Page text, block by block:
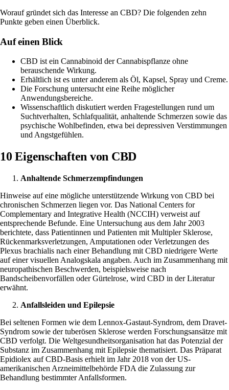
Worauf gründet sich das Interesse an CBD? Die folgenden zehn
Punkte geben einen Überblick.
Auf einen Blick
CBD ist ein Cannabinoid der Cannabispflanze ohne
berauschende Wirkung.
Erhältlich ist es unter anderem als Öl, Kapsel, Spray und Creme.
Die Forschung untersucht eine Reihe möglicher
Anwendungsbereiche.
Wissenschaftlich diskutiert werden Fragestellungen rund um
Suchtverhalten, Schlafqualität, anhaltende Schmerzen sowie das
psychische Wohlbefinden, etwa bei depressiven Verstimmungen
und Angstgefühlen.
10 Eigenschaften von CBD
Anhaltende Schmerzempfindungen
Hinweise auf eine mögliche unterstützende Wirkung von CBD bei
chronischen Schmerzen liegen vor. Das National Centers for
Complementary and Integrative Health (NCCIH) verweist auf
entsprechende Befunde. Eine Untersuchung aus dem Jahr 2003
berichtete, dass Patientinnen und Patienten mit Multipler Sklerose,
Rückenmarksverletzungen, Amputationen oder Verletzungen des
Plexus brachialis nach einer Behandlung mit CBD niedrigere Werte
auf einer visuellen Analogskala angaben. Auch im Zusammenhang mit
neuropathischen Beschwerden, beispielsweise nach
Bandscheibenvorfällen oder Gürtelrose, wird CBD in der Literatur
erwähnt.
Anfallsleiden und Epilepsie
Bei seltenen Formen wie dem Lennox-Gastaut-Syndrom, dem Dravet-
Syndrom sowie der tuberösen Sklerose werden Forschungsansätze mit
CBD verfolgt. Die Weltgesundheitsorganisation hat das Potenzial der
Substanz im Zusammenhang mit Epilepsie thematisiert. Das Präparat
Epidiolex auf CBD-Basis erhielt im Jahr 2018 von derUS-
amerikanischen Arzneimittelbehörde FDA die Zulassung zur
Behandlung bestimmter Anfallsformen.